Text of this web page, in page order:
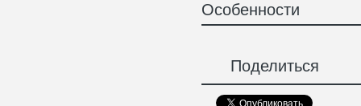
Особенности
Поделиться